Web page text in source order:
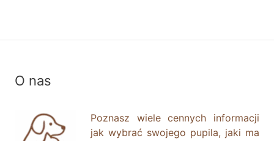
O nas
Poznasz wiele cennych informacji
jak wybrać swojego pupila, jaki ma